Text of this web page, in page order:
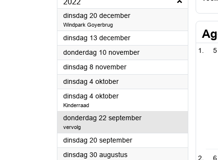
2022
dinsdag 20 december2022
Windpark Goyerbrug
dinsdag 13 december2022
donderdag 10 november2022
dinsdag 8 november2022
dinsdag 4 oktober2022
dinsdag 4 oktober2022
Kinderraad
donderdag 22 september2022
vervolg
dinsdag 20 september2022
dinsdag 30 augustus2022
5
6